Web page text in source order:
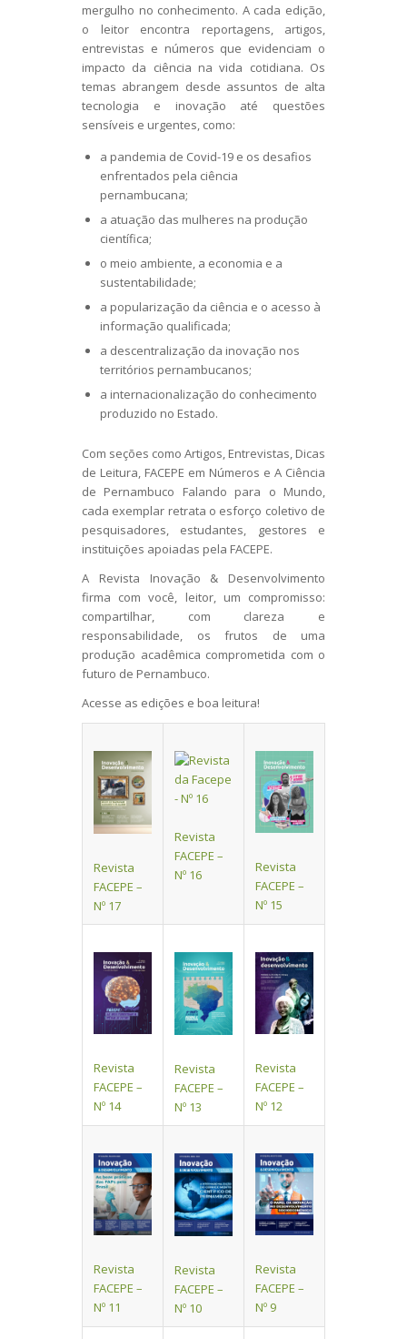
mergulho no conhecimento. A cada edição,
o leitor encontra reportagens, artigos,
entrevistas e números que evidenciam o
impacto da ciência na vida cotidiana. Os
temas abrangem desde assuntos de alta
tecnologia e inovação até questões
sensíveis e urgentes, como:
a pandemia de Covid-19 e os desafios
enfrentados pela ciência
pernambucana;
a atuação das mulheres na produção
científica;
o meio ambiente, a economia e a
sustentabilidade;
a popularização da ciência e o acesso à
informação qualificada;
a descentralização da inovação nos
territórios pernambucanos;
a internacionalização do conhecimento
produzido no Estado.
Com seções como Artigos, Entrevistas, Dicas
de Leitura, FACEPE em Números e A Ciência
de Pernambuco Falando para o Mundo,
cada exemplar retrata o esforço coletivo de
pesquisadores, estudantes, gestores e
instituições apoiadas pela FACEPE.
A Revista Inovação & Desenvolvimento
firma com você, leitor, um compromisso:
compartilhar, com clareza e
responsabilidade, os frutos de uma
produção acadêmica comprometida com o
futuro de Pernambuco.
Acesse as edições e boa leitura!
Revista
FACEPE –
Nº 17
Revista
FACEPE –
Nº 16
Revista
FACEPE –
Nº 15
Revista
FACEPE –
Nº 14
Revista
FACEPE –
Nº 13
Revista
FACEPE –
Nº 12
Revista
FACEPE –
Nº 11
Revista
FACEPE –
Nº 10
Revista
FACEPE –
Nº 9